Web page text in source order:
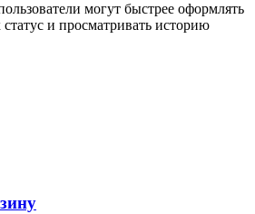
могут быстрее оформлять
и просматривать историю